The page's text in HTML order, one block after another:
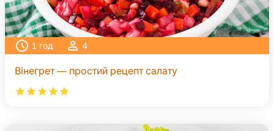
1 год 4
Вінегрет — простий рецепт салату